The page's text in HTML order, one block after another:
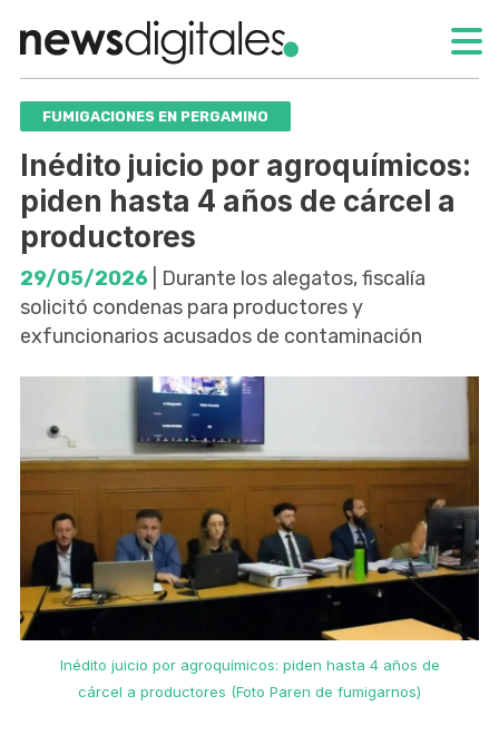
FUMIGACIONES EN PERGAMINO
Inédito juicio por agroquímicos:
piden hasta 4 años de cárcel a
productores
29/05/2026 | Durante los alegatos, fiscalía
solicitó condenas para productores y
exfuncionarios acusados de contaminación
Inédito juicio por agroquímicos: piden hasta 4 años de
cárcel a productores (Foto Paren de fumigarnos)